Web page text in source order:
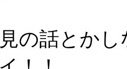
の話とか